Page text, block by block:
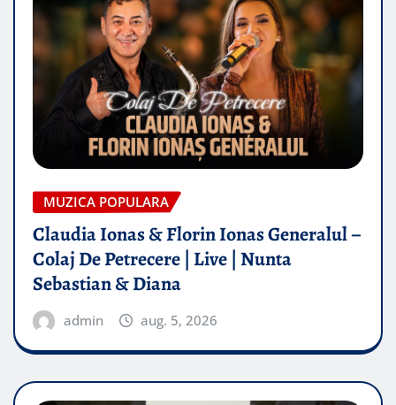
MUZICA POPULARA
Claudia Ionas & Florin Ionas Generalul –
Colaj De Petrecere | Live | Nunta
Sebastian & Diana
admin aug. 5, 2026